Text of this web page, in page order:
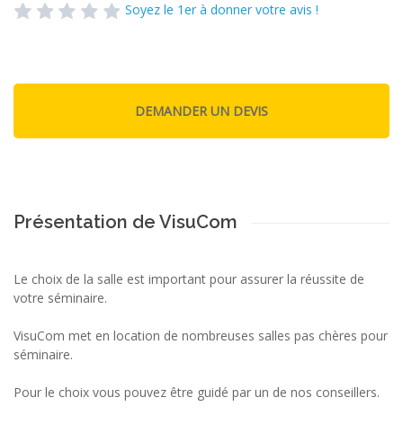
Soyez le 1er à donner votre avis !
Présentation de VisuCom
Le choix de la salle est important pour assurer la réussite de
votre séminaire.
VisuCom met en location de nombreuses salles pas chères pour
séminaire.
Pour le choix vous pouvez être guidé par un de nos conseillers.